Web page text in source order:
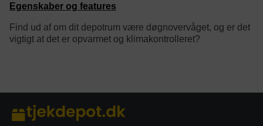
Egenskaber og features
Find ud af om dit depotrum være døgnovervåget, og er det
vigtigt at det er opvarmet og klimakontrolleret?